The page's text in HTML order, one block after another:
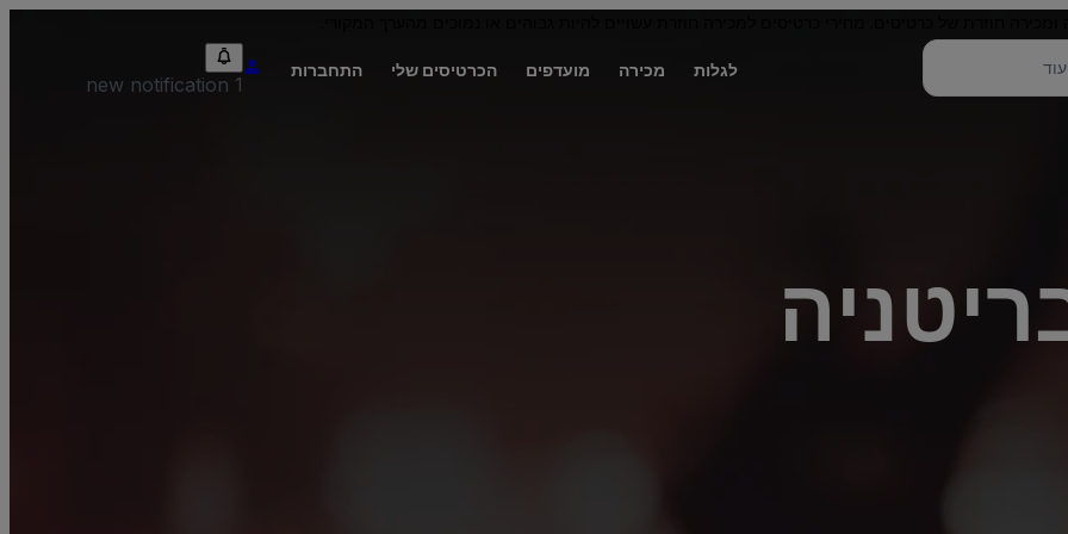
לגלות מכירה מועדפים הכרטיסים שלי התחברות
1 new notification